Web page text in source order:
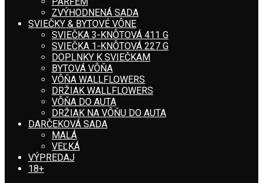
ZVÝHODNENÁ SADA
SVIEČKY & BYTOVÉ VÔNE
SVIEČKA 3-KNÔTOVÁ 411 G
SVIEČKA 1-KNÔTOVÁ 227 G
DOPLNKY K SVIEČKAM
BYTOVÁ VÔŇA
VÔŇA WALLFLOWERS
DRŽIAK WALLFLOWERS
VÔŇA DO AUTA
DRŽIAK NA VÔŇU DO AUTA
DARČEKOVÁ SADA
MALÁ
VEĽKÁ
VÝPREDAJ
18+